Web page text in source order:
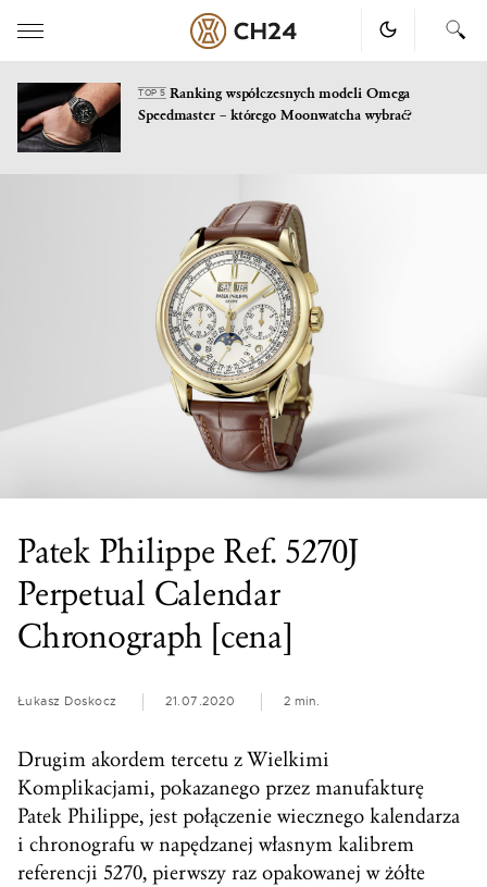
TOP 5Ranking współczesnych modeli Omega
Speedmaster – którego Moonwatcha wybrać?
Patek Philippe Ref. 5270J
Perpetual Calendar
Chronograph [cena]
Łukasz Doskocz 21.07.2020 2 min.
Drugim akordem tercetu z Wielkimi
Komplikacjami, pokazanego przez manufakturę
Patek Philippe, jest połączenie wiecznego kalendarza
i chronografu w napędzanej własnym kalibrem
referencji 5270, pierwszy raz opakowanej w żółte